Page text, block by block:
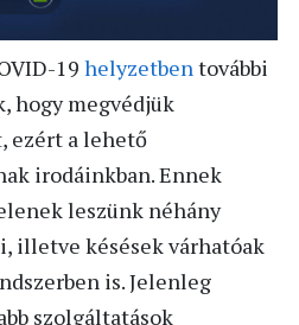
19 helyzetben további
hogy megvédjük
ezért a lehető
irodáinkban. Ennek
leszünk néhány
illetve késések várhatóak
is. Jelenleg
szolgáltatások